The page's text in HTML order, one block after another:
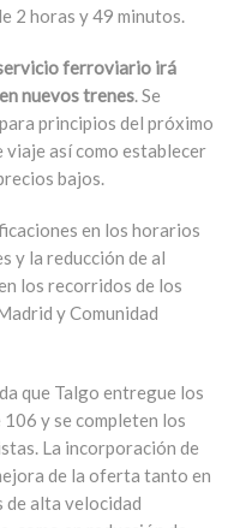
2 horas y 49 minutos.
ferroviario irá
nuevos trenes. Se
principios del próximo
así como establecer
bajos.
en los horarios
y la reducción de al
los recorridos de los
y Comunidad
que Talgo entregue los
y se completen los
La incorporación de
de la oferta tanto en
de alta velocidad